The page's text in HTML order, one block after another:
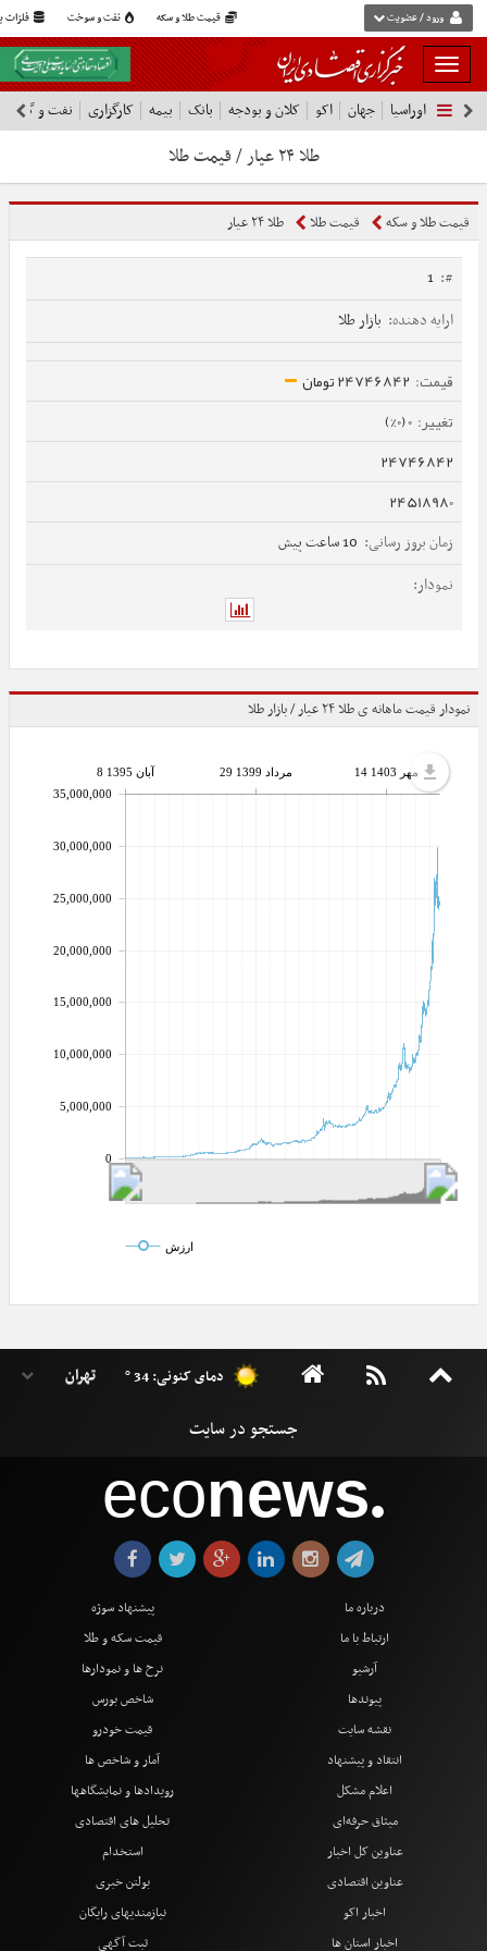
قیمت طلا و سکه نفت و سوخت فلزات ورود / عضویت
بار
و
بسته
نمودن
اوراسیا جهان اکو کلان و بودجه بانک بیمه کارگزاری نفت و گاز
طلا ۲۴ عیار / قیمت طلا
قیمت طلا و سکه قیمت طلا طلا ۲۴ عیار
1
بازار طلا
24746842 تومان
0 (0%)
24746842
24518980
10 ساعت پیش
نمودار قیمت ماهانه ی طلا ۲۴ عیار / بازار طلا
8 آبان 1395 29 مرداد 1399 14 مهر 1403
0
5,000,000
10,000,000
15,000,000
20,000,000
25,000,000
30,000,000
35,000,000
ارزش
دمای کنونی: 34 °
econews●
درباره ما
ارتباط با ما
آرشیو
پیوندها
نقشه سایت
انتقاد و پیشنهاد
اعلام مشکل
میثاق حرفه‌ای
پیشنهاد سوژه
قیمت سکه و طلا
نرخ ها و نمودارها
شاخص بورس
قیمت خودرو
آمار و شاخص ها
رویدادها و نمایشگاهها
تحلیل های اقتصادی
عناوین کل اخبار
عناوین اقتصادی
اخبار اکو
اخبار استان ها
استخدام
بولتن خبری
نیازمندیهای رایگان
ثبت آگهی